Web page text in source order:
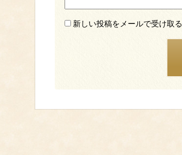
新しい投稿をメールで受け取る